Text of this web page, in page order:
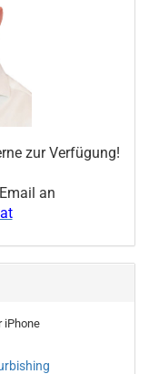
zur Verfügung!
an
iPhone